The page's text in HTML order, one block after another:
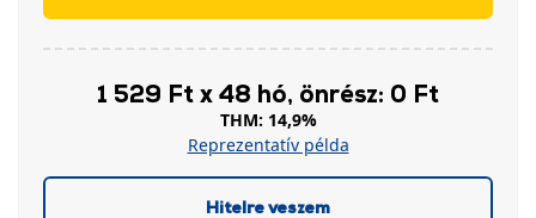
1 529 Ft x 48 hó, önrész: 0 Ft
THM: 14,9%
Reprezentatív példa
Hitelre veszem